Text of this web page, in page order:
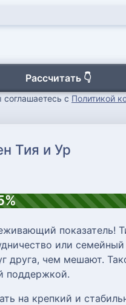
Рассчитать 👇
с Политикой
Тия и Ур
показатель!
или
друга, чем мешают.
поддержкой.
на крепкий и